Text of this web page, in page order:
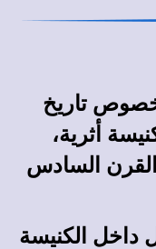
تاريخ
أثرية،
السادس
داخل الكنيسة